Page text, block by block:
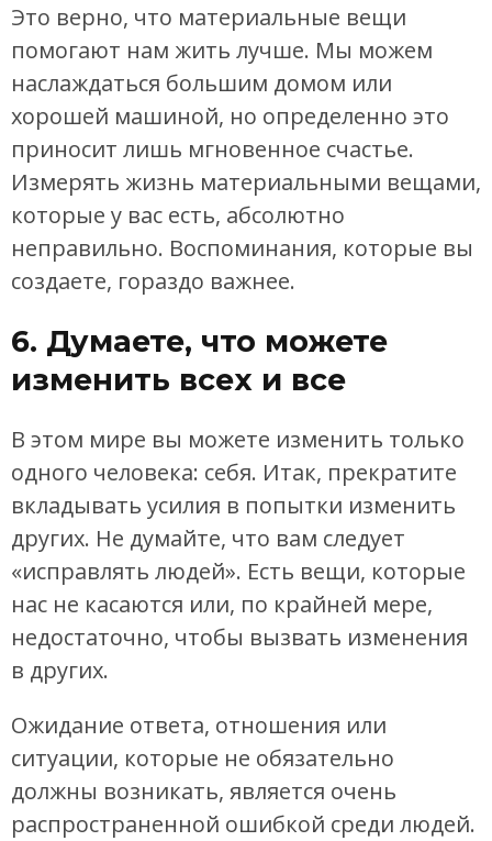
Это верно, что материальные вещи
помогают нам жить лучше. Мы можем
наслаждаться большим домом или
хорошей машиной, но определенно это
приносит лишь мгновенное счастье.
Измерять жизнь материальными вещами,
которые у вас есть, абсолютно
неправильно. Воспоминания, которые вы
создаете, гораздо важнее.
6. Думаете, что можете
изменить всех и все
В этом мире вы можете изменить только
одного человека: себя. Итак, прекратите
вкладывать усилия в попытки изменить
других. Не думайте, что вам следует
«исправлять людей». Есть вещи, которые
нас не касаются или, по крайней мере,
недостаточно, чтобы вызвать изменения
в других.
Ожидание ответа, отношения или
ситуации, которые не обязательно
должны возникать, является очень
распространенной ошибкой среди людей.